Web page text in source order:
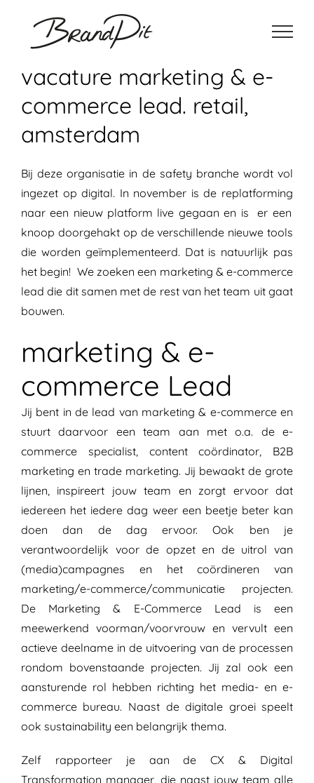
inhoud
vacature marketing & e-
commerce lead. retail,
amsterdam
Bij deze organisatie in de safety branche wordt vol
ingezet op digital. In november is de replatforming
naar een nieuw platform live gegaan en is er een
knoop doorgehakt op de verschillende nieuwe tools
die worden geïmplementeerd. Dat is natuurlijk pas
het begin! We zoeken een marketing & e-commerce
lead die dit samen met de rest van het team uit gaat
bouwen.
marketing & e-
commerce Lead
Jij bent in de lead van marketing & e-commerce en
stuurt daarvoor een team aan met o.a. de e-
commerce specialist, content coördinator, B2B
marketing en trade marketing. Jij bewaakt de grote
lijnen, inspireert jouwteam en zorgt ervoor dat
iedereen het iedere dag weer een beetje beter kan
doen dan de dag ervoor.Ook ben je
verantwoordelijk voor de opzet en de uitrol van
(media)campagnes en het coördineren van
marketing/e-commerce/communicatie projecten.
De Marketing & E-Commerce Lead is een
meewerkend voorman/voorvrouw en vervult een
actieve deelname in de uitvoering van de processen
rondom bovenstaande projecten. Jij zal ook een
aansturende rol hebben richting het media- en e-
commerce bureau. Naast de digitale groei speelt
ook sustainability een belangrijk thema.
Zelf rapporteer je aan de CX & Digital
Transformation manager, die naast jouw team alle